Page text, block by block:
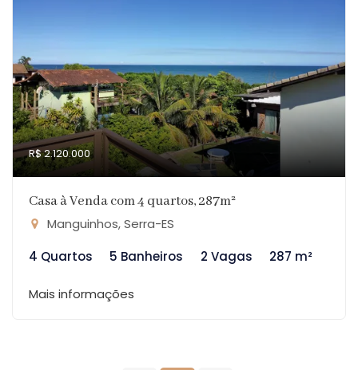
R$ 2.120.000
Casa à Venda com 4 quartos, 287m²
Manguinhos, Serra-ES
4 Quartos
5 Banheiros 2 Vagas 287 m²
Mais informações